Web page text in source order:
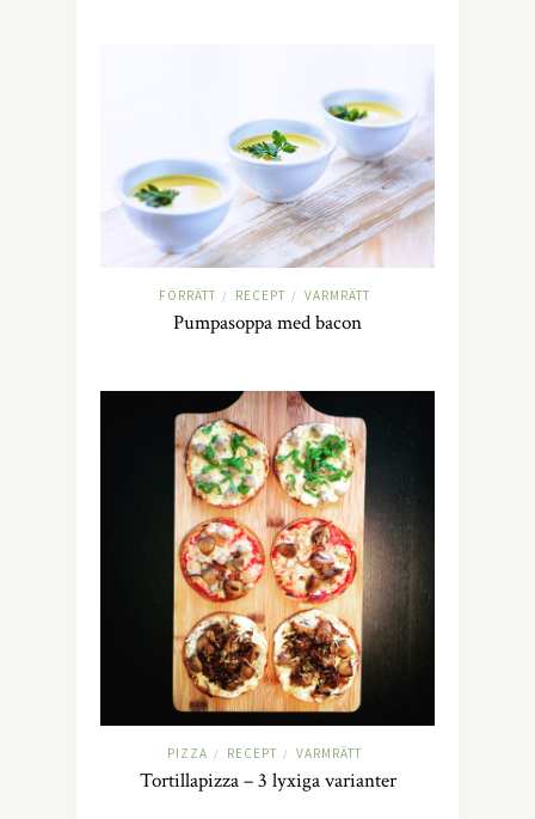
FÖRRÄTT / RECEPT / VARMRÄTT
Pumpasoppa med bacon
PIZZA / RECEPT / VARMRÄTT
Tortillapizza – 3 lyxiga varianter